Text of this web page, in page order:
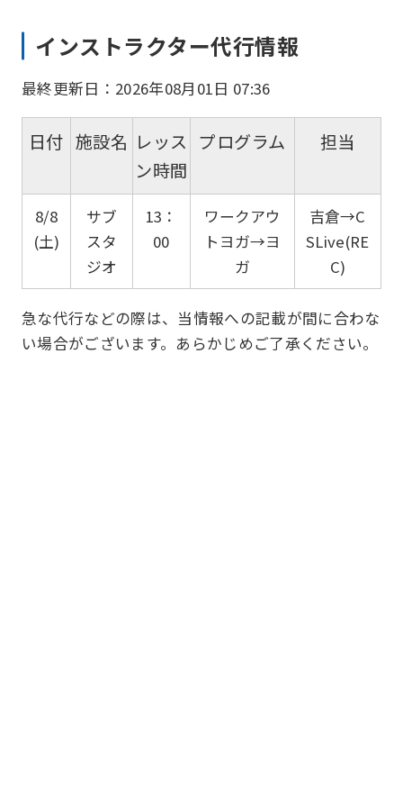
インストラクター代行情報
最終更新日：2026年08月01日 07:36
日付 施設名 レッス
ン時間
プログラム 担当
8/8
(土)
サブ
スタ
ジオ
13：
00
ワークアウ
トヨガ→ヨ
ガ
吉倉→C
SLive(RE
C)
急な代行などの際は、当情報への記載が間に合わな
い場合がございます。あらかじめご了承ください。